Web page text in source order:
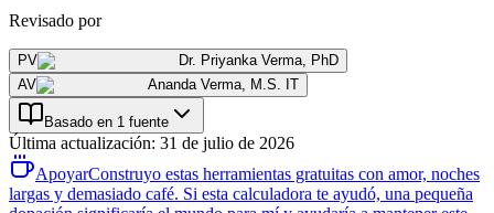
Revisado por
PV Dr. Priyanka Verma, PhD
AV
Ananda Verma, M.S. IT
Basado en 1 fuente
Última actualización: 31 de julio de 2026
ApoyarConstruyo estas herramientas gratuitas con amor, noches
largas y demasiado café. Si esta calculadora te ayudó, una pequeña